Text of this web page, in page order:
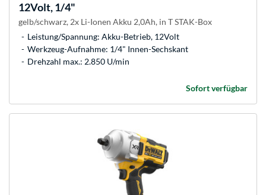
12Volt, 1/4"
gelb/schwarz, 2x Li-Ionen Akku 2,0Ah, in T STAK-Box
Leistung/Spannung: Akku-Betrieb, 12Volt
Werkzeug-Aufnahme: 1/4" Innen-Sechskant
Drehzahl max.: 2.850 U/min
Sofort verfügbar